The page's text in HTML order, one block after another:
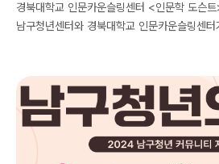
경북대학교 인문카운슬링센터 <인문학 도슨트> 모집 <인문학
남구청년센터와 경북대학교 인문카운슬링센
들 * 남구 거주 및 남구소재 대학교 학생, 직
들은 별도의 문자가 전송됩니다. * 세 가지 인
진행됩니다. 모든 프로그램 참석 가능자 우
대구 남구청년센터 (대구광역시 남구 봉덕남로 99 1층) ☑️
▪️ 진행일정 : 11월 15월, 22일, 29일 매주 금